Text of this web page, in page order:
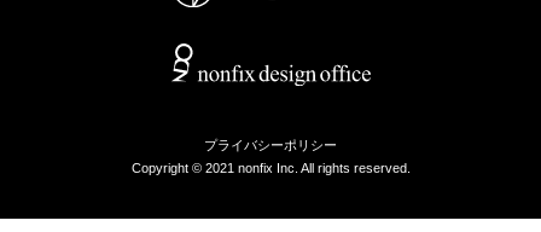
プライバシーポリシー
Copyright © 2021 nonfix Inc. All rights reserved.